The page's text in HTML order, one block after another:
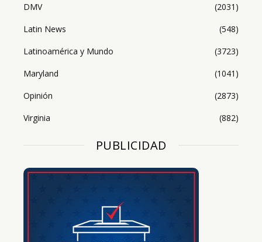
DMV
(2031)
Latin News
(548)
Latinoamérica y Mundo
(3723)
Maryland
(1041)
Opinión
(2873)
Virginia
(882)
PUBLICIDAD